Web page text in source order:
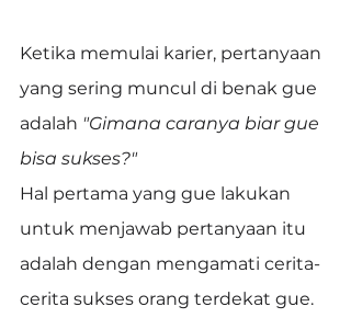
Ketika memulai karier, pertanyaan
yang sering muncul di benak gue
adalah "Gimana caranya biar gue
bisa sukses?"
Hal pertama yang gue lakukan
untuk menjawab pertanyaan itu
adalah dengan mengamati cerita-
cerita sukses orang terdekat gue.